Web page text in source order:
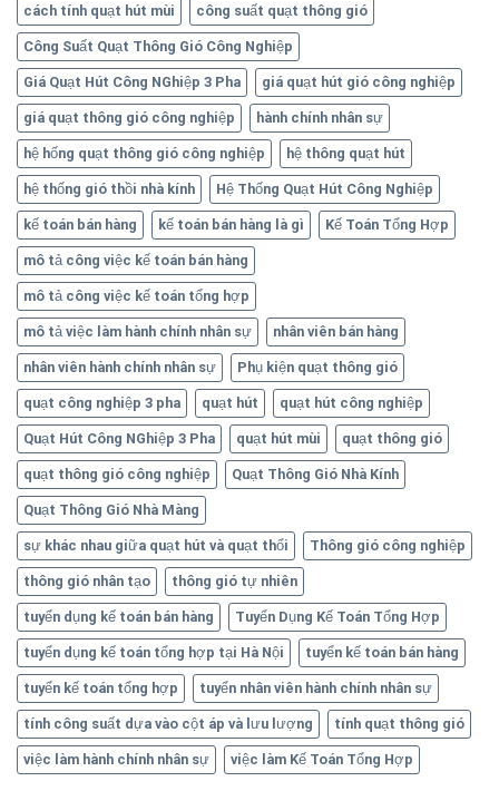
cách tính quạt hút mùi công suất quạt thông gió
Công Suất Quạt Thông Gió Công Nghiệp
Giá Quạt Hút Công NGhiệp 3 Pha giá quạt hút gió công nghiệp
giá quạt thông gió công nghiệp hành chính nhân sự
hệ hống quạt thông gió công nghiệp hệ thông quạt hút
hệ thống gió thồi nhà kính Hệ Thống Quạt Hút Công Nghiệp
kế toán bán hàng kế toán bán hàng là gì Kế Toán Tổng Hợp
mô tả công việc kế toán bán hàng
mô tả công việc kế toán tổng hợp
mô tả việc làm hành chính nhân sự nhân viên bán hàng
nhân viên hành chính nhân sự Phụ kiện quạt thông gió
quạt công nghiệp 3 pha quạt hút quạt hút công nghiệp
Quạt Hút Công NGhiệp 3 Pha quạt hút mùi quạt thông gió
quạt thông gió công nghiệp Quạt Thông Gió Nhà Kính
Quạt Thông Gió Nhà Màng
sự khác nhau giữa quạt hút và quạt thổi Thông gió công nghiệp
thông gió nhân tạo thông gió tự nhiên
tuyển dụng kế toán bán hàng Tuyển Dụng Kế Toán Tổng Hợp
tuyển dụng kế toán tổng hợp tại Hà Nội tuyển kế toán bán hàng
tuyển kế toán tổng hợp tuyển nhân viên hành chính nhân sự
tính công suất dựa vào cột áp và lưu lượng tính quạt thông gió
việc làm hành chính nhân sự việc làm Kế Toán Tổng Hợp